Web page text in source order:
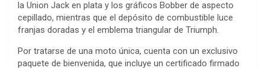
la Union Jack en plata y los gráficos Bobber de aspecto
cepillado, mientras que el depósito de combustible luce
franjas doradas y el emblema triangular de Triumph.
Por tratarse de una moto única, cuenta con un exclusivo
paquete de bienvenida, que incluye un certificado firmado